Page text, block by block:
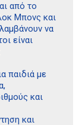
από το
Μπονς και
να
είναι
παιδιά με
και
και